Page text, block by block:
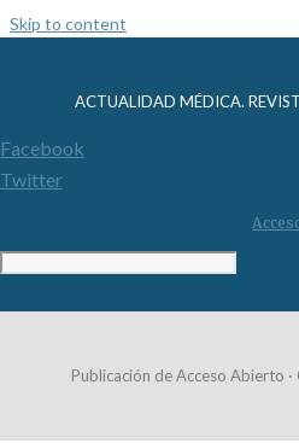
Skip to content
ACTUALIDAD MÉDICA.
Facebook
Twitter
Publicación de Acceso Abierto